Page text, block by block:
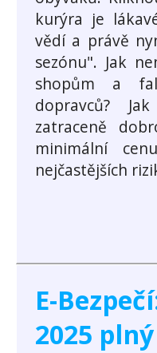
kurýra je
vědí a právě
sezónu". Jak
shopům a
dopravců?
zatraceně
minimální
nejčastějších
E-
2025